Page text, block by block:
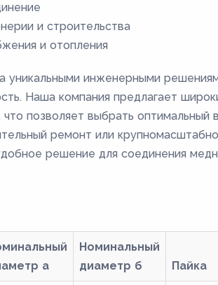
и строительства
и отопления
уникальными инженерными
Наша компания предлагает
позволяет выбрать оптимальный
ремонт или
решение для соединения
а
Номинальный
диаметр б
Пайка